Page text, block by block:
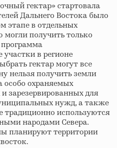
гектар» стартовала
Дальнего Востока было
этапе в отдельных
получить только
программа
участки в регионе
гектар могут все
нельзя получить земли
особо охраняемых
зарезервированных для
нужд, а также
традиционно используются
народами Севера.
планируют территории